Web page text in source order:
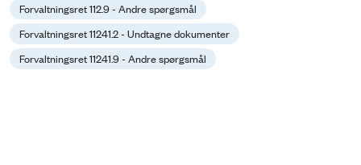
Forvaltningsret 112.9 - Andre spørgsmål
Forvaltningsret 11241.2 - Undtagne dokumenter
Forvaltningsret 11241.9 - Andre spørgsmål